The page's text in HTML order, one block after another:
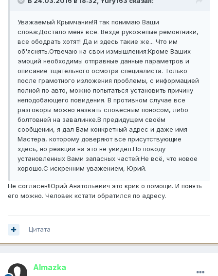
Уважаемый Крымчанин!Я так понимаю Ваши
слова:Достало меня всё. Везде рукожепые ремонтники,
все ободрать хотят! Да и здесь такие же... Что им
об'яснять.Отвечаю на свои измышления:Кроме Ваших
эмоций необходимы отправные данные параметров и
описание тщательного осмотра специалиста. Только
после грамотного изложения проблемы, с информацией
полной по авто, можно попытаться установить причину
неподобающего повидения. В противном случае все
разговоры можно назвать словесным поносом, либо
болтовней на завалинке.В предидущем своём
сообщении, я дал Вам конкретный адрес и даже имя
Мастера, которому доверяют все присутствующие
здесь, но реакции на это не увидел.По поводу
установленных Вами запасных частей:Не всё, что новое
хорошо.С искренним уважением, Юрий.
Не согласен!Юрий Анатольевич это крик о помощи. И понять
его можно. Человек кстати обратился по адресу.
Цитата
Almazka